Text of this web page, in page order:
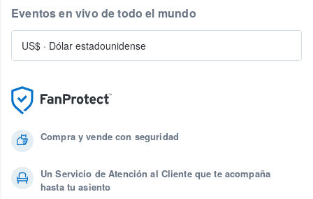
Compra y vende con seguridad
Un Servicio de Atención al Cliente que te acompaña
hasta tu asiento
Eventos en vivo de todo el mundo
US$ · Dólar estadounidense